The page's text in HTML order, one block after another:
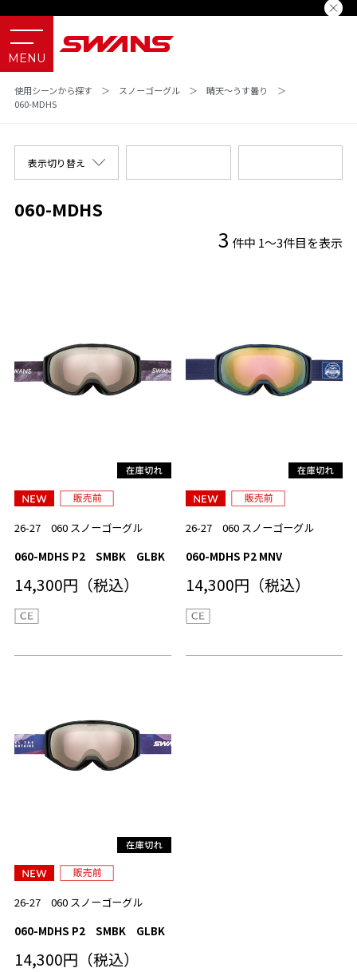
使用シーンから探す ＞ スノーゴーグル ＞ 晴天～うす曇り
＞
060-MDHS
060-MDHS
3 件中 1～3件目を表示
表示切り替え
26-27 060 スノーゴーグル
060-MDHS P2 SMBK GLBK
14,300円（税込）
26-27 060 スノーゴーグル
060-MDHS P2 MNV
14,300円（税込）
26-27 060 スノーゴーグル
060-MDHS P2 SMBK GLBK
14,300円（税込）